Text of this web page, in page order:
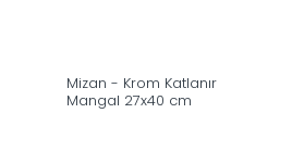
Mizan - Krom Katlanır
Mangal 27x40 cm